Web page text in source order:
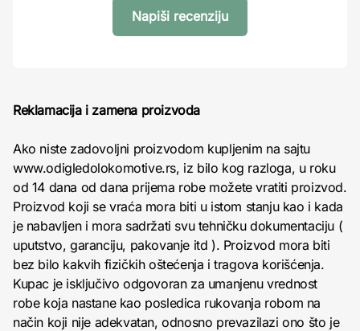
Napiši recenziju
Reklamacija i zamena proizvoda
Ako niste zadovoljni proizvodom kupljenim na sajtu
www.odigledolokomotive.rs, iz bilo kog razloga, u roku
od 14 dana od dana prijema robe možete vratiti proizvod.
Proizvod koji se vraća mora biti u istom stanju kao i kada
je nabavljen i mora sadržati svu tehničku dokumentaciju (
uputstvo, garanciju, pakovanje itd ). Proizvod mora biti
bez bilo kakvih fizičkih oštećenja i tragova korišćenja.
Kupac je isključivo odgovoran za umanjenu vrednost
robe koja nastane kao posledica rukovanja robom na
način koji nije adekvatan, odnosno prevazilazi ono što je